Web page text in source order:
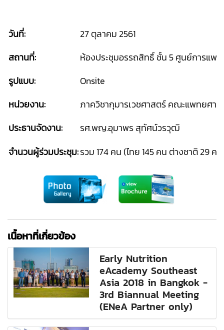
วันที่:
27 ตุลาคม 2561
สถานที่:
ห้องประชุมอรรถสิทธิ์ ชั้น 5 ศูนย์การแ
รูปแบบ:
Onsite
หน่วยงาน:
ภาควิชากุมารเวชศาสตร์ คณะแพทยศา
ประธานจัดงาน:
รศ.พญ.อุมาพร สุทัศน์วรวุฒิ
จำนวนผู้ร่วมประชุม:รวม 174 คน (ไทย 145 คน ต่างชาติ 29 ค
เนื้อหาที่เกี่ยวข้อง
Early Nutrition
eAcademy Southeast
Asia 2018 in Bangkok -
3rd Biannual Meeting
(ENeA Partner only)